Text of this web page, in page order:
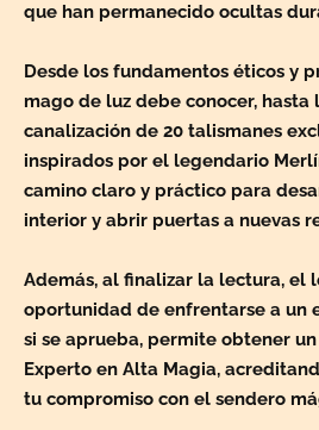
que han permanecido ocultas
Desde los fundamentos éticos y
mago de luz debe conocer, hasta
canalización de 20 talismanes
inspirados por el legendario
camino claro y práctico para
interior y abrir puertas a nuevas
Además, al finalizar la lectura, el
oportunidad de enfrentarse a un
si se aprueba, permite obtener
Experto en Alta Magia,
tu compromiso con el sendero